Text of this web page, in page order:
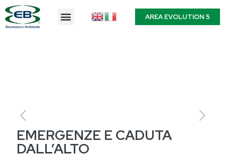
AREA EVOLUTION 5
EMERGENZE E CADUTA
DALL’ALTO